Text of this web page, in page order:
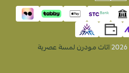
اثاث مودرن لمسة عصرية